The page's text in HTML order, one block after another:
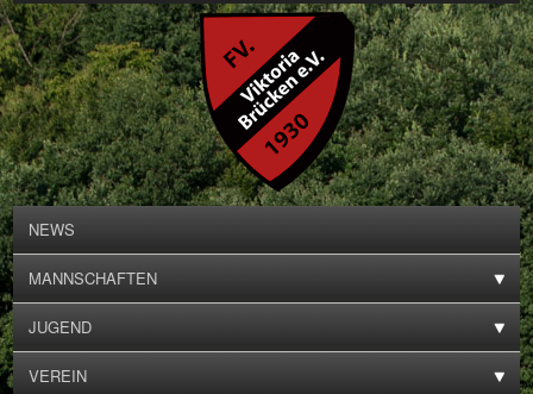
NEWS
MANNSCHAFTEN
JUGEND
VEREIN